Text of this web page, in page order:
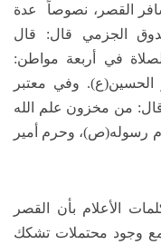
القصر، نصوصاً عدة
الجزمي قال: قال
في أربعة مواطن:
الحسين(ع). وفي معتبر
من مخزون علم الله
رسوله(ص)، وحرم أمير
الأعلام بأن القصر
مع وجود محتملات تشكك